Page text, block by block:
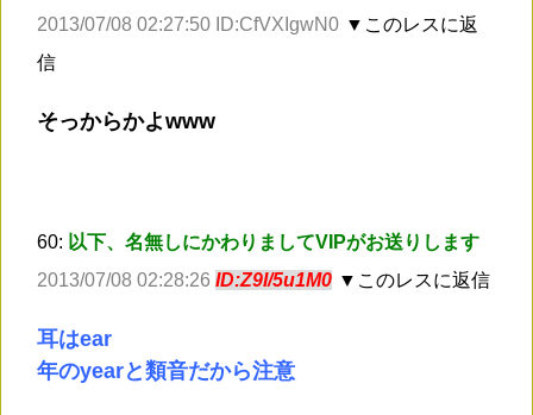
2013/07/08 02:27:50 ID:CfVXIgwN0 ▼このレスに返
信
そっからかよwww
60: 以下、名無しにかわりましてVIPがお送りします
2013/07/08 02:28:26 ID:Z9I/5u1M0 ▼このレスに返信
耳はear
年のyearと類音だから注意